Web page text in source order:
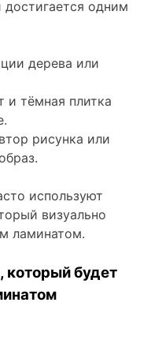
одним
дерева или
и тёмная плитка
рисунка или
используют
визуально
ламинатом.
будет